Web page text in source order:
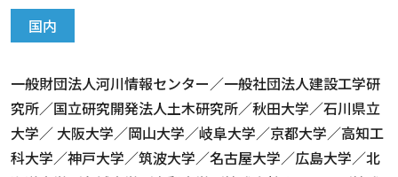
国内
一般財団法人河川情報センター／一般社団法人建設工学研
究所／国立研究開発法人土木研究所／秋田大学／石川県立
大学／ 大阪大学／岡山大学／岐阜大学／京都大学／高知工
科大学／神戸大学／筑波大学／名古屋大学／広島大学／北